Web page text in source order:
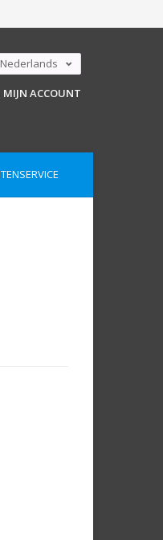
Nederlands
English
MIJN ACCOUNT